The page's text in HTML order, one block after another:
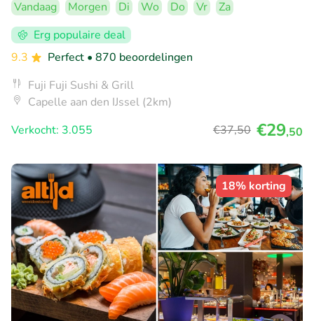
Vandaag Morgen Di Wo Do Vr
Za
Erg populaire deal
9.3
Perfect • 870 beoordelingen
Fuji Fuji Sushi & Grill
Capelle aan den IJssel (2km)
Verkocht: 3.055
€37,50 €29,50
18% korting